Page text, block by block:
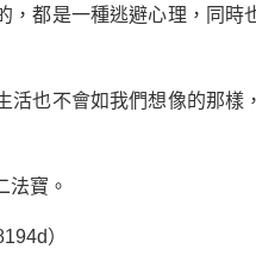
都是一種逃避心理，同時
不會如我們想像的那樣
寶。
）